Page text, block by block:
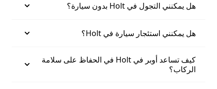
هل يمكنني التجول في Holt بدون سيارة؟
هل يمكنني استئجار سيارة في Holt؟
كيف تساعد أوبر في Holt في الحفاظ على سلامة
الركاب؟